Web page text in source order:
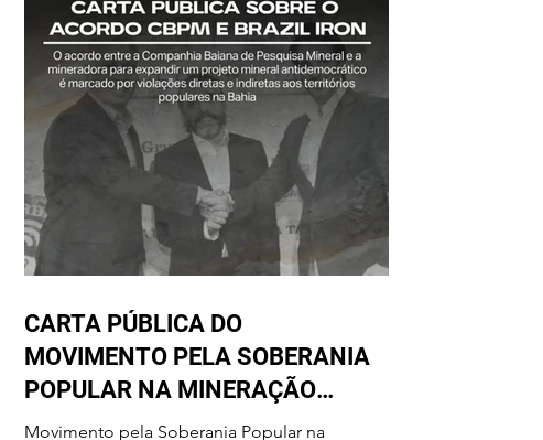
CARTA PÚBLICA DO
MOVIMENTO PELA SOBERANIA
POPULAR NA MINERAÇÃO
SOBRE O ACORDO CBPM E
Movimento pela Soberania Popular na